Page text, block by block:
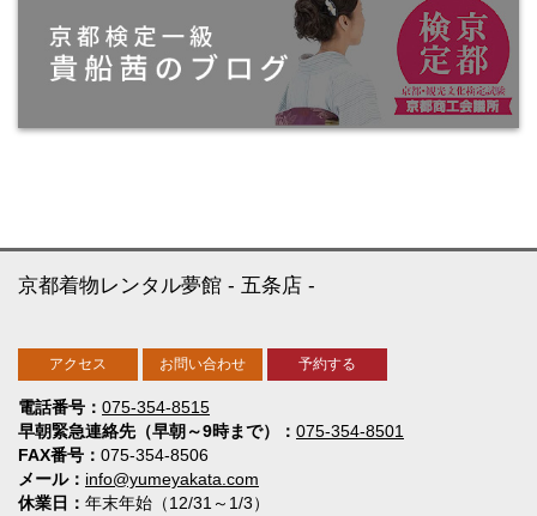
電話番号
075-354-8515
早朝緊急連絡先（早朝～9時まで）
075-354-8501
FAX番号
075-354-8506
メール
info@yumeyakata.com
休業日
年末年始（12/31～1/3）
京都着物レンタル夢館 五条店
アクセス お問い合わせ 予約する